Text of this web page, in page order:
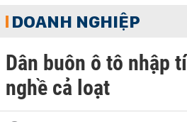
DOANH NGHIỆP
Dân buôn ô tô nhập
nghề cả loạt